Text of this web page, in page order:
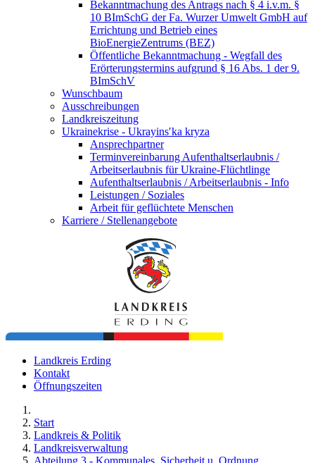
Bekanntmachung des Antrags nach § 4 i.v.m. §
10 BImSchG der Fa. Wurzer Umwelt GmbH auf
Errichtung und Betrieb eines
BioEnergieZentrums (BEZ)
Öffentliche Bekanntmachung - Wegfall des
Erörterungstermins aufgrund § 16 Abs. 1 der 9.
BImSchV
Wunschbaum
Ausschreibungen
Landkreiszeitung
Ukrainekrise - Ukrayinsʹka kryza
Ansprechpartner
Terminvereinbarung Aufenthaltserlaubnis /
Arbeitserlaubnis für Ukraine-Flüchtlinge
Aufenthaltserlaubnis / Arbeitserlaubnis - Info
Leistungen / Soziales
Arbeit für geflüchtete Menschen
Karriere / Stellenangebote
Landkreis Erding
Kontakt
Öffnungszeiten
Start
Landkreis & Politik
Landkreisverwaltung
Abteilung 3 - Kommunales, Sicherheit u. Ordnung